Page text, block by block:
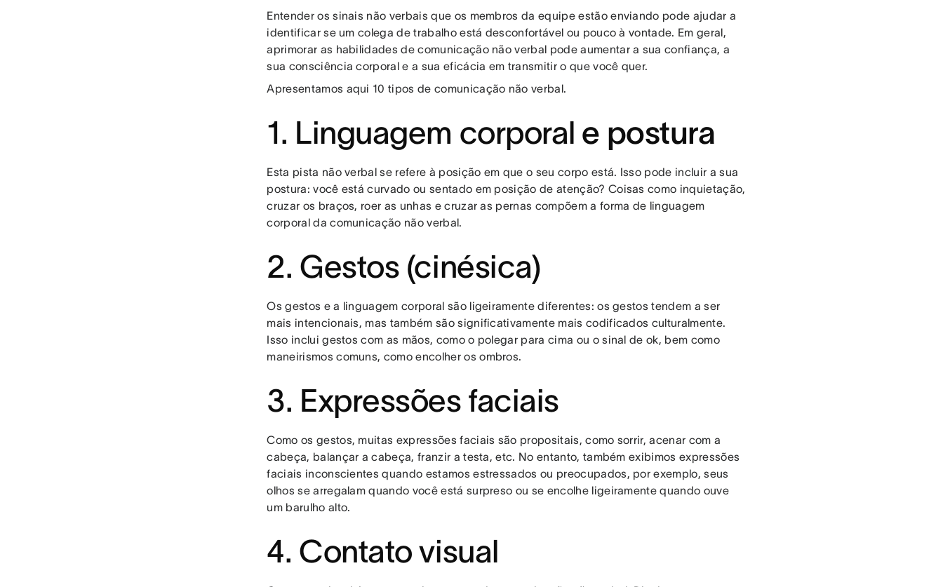
Entender os sinais não verbais que os membros da equipe estão enviando pode ajudar a
identificar se um colega de trabalho está desconfortável ou pouco à vontade. Em geral,
aprimorar as habilidades de comunicação não verbal pode aumentar a sua confiança, a
sua consciência corporal e a sua eficácia em transmitir o que você quer.
Apresentamos aqui 10 tipos de comunicação não verbal.
1. Linguagem corporal e postura
Esta pista não verbal se refere à posição em que o seu corpo está. Isso pode incluir a sua
postura: você está curvado ou sentado em posição de atenção? Coisas como inquietação,
cruzar os braços, roer as unhas e cruzar as pernas compõem a forma de linguagem
corporal da comunicação não verbal.
2. Gestos (cinésica)
Os gestos e a linguagem corporal são ligeiramente diferentes: os gestos tendem a ser
mais intencionais, mas também são significativamente mais codificados culturalmente.
Isso inclui gestos com as mãos, como o polegar para cima ou o sinal de ok, bem como
maneirismos comuns, como encolher os ombros.
3. Expressões faciais
Como os gestos, muitas expressões faciais são propositais, como sorrir, acenar com a
cabeça, balançar a cabeça, franzir a testa, etc. No entanto, também exibimos expressões
faciais inconscientes quando estamos estressados ou preocupados, por exemplo, seus
olhos se arregalam quando você está surpreso ou se encolhe ligeiramente quando ouve
um barulho alto.
4. Contato visual